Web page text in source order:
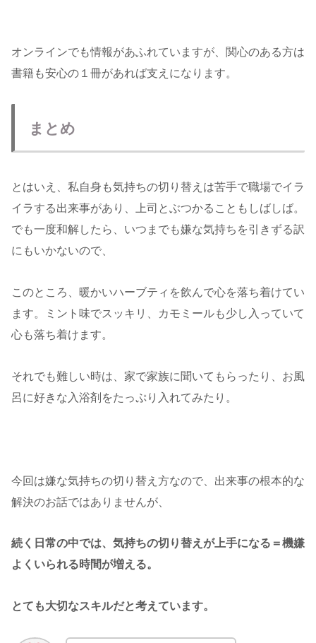
オンラインでも情報があふれていますが、関心のある方は
書籍も安心の１冊があれば支えになります。
まとめ
とはいえ、私自身も気持ちの切り替えは苦手で職場でイラ
イラする出来事があり、上司とぶつかることもしばしば。
でも一度和解したら、いつまでも嫌な気持ちを引きずる訳
にもいかないので、
このところ、暖かいハーブティを飲んで心を落ち着けてい
ます。ミント味でスッキリ、カモミールも少し入っていて
心も落ち着けます。
それでも難しい時は、家で家族に聞いてもらったり、お風
呂に好きな入浴剤をたっぷり入れてみたり。
今回は嫌な気持ちの切り替え方なので、出来事の根本的な
解決のお話ではありませんが、
続く日常の中では、気持ちの切り替えが上手になる＝機嫌
よくいられる時間が増える。
とても大切なスキルだと考えています。